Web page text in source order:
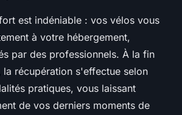
est indéniable : vos vélos vous
à votre hébergement,
par des professionnels. À la fin
récupération s'effectue selon
pratiques, vous laissant
de vos derniers moments de